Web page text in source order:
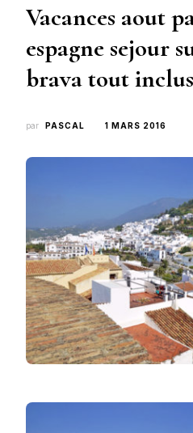
Vacances aout
espagne sejour
brava tout inclus
par PASCAL 1 MARS 2016